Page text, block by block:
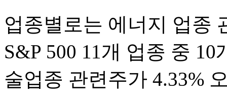
업종별로는 에너지 업종
S&P 500 11개 업종 중
술업종 관련주가 4.33%